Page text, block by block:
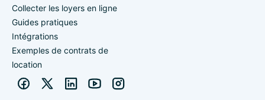
Collecter les loyers en ligne
Guides pratiques
Intégrations
Exemples de contrats de
location